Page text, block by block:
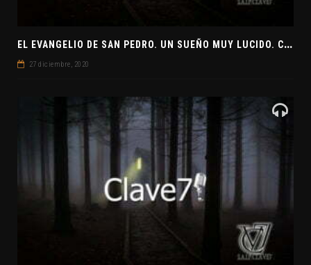
E
L EVANGELIO DE SAN PEDRO. UN SUEÑO MUY LUCIDO. CLAVE7 NEWS ¿PREPARADOS PARA UNA VISITA EXTRATERRESTRE?
27 diciembre, 2020